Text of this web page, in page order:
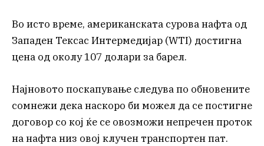
Во исто време, американската сурова нафта од
Западен Тексас Интермедијар (WTI) достигна
цена од околу 107 долари за барел.
Најновото поскапување следува по обновените
сомнежи дека наскоро би можел да се постигне
договор со кој ќе се овозможи непречен проток
на нафта низ овој клучен транспортен пат.